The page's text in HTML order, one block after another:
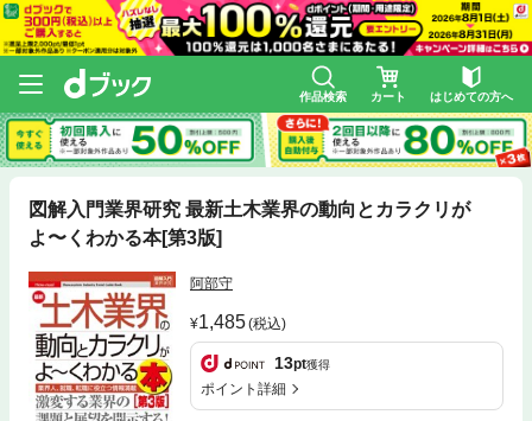
作品検索 カート はじめての方へ
図解入門業界研究 最新土木業界の動向とカラクリが
よ〜くわかる本[第3版]
阿部守
1,485(税込)
13pt獲得
ポイント詳細